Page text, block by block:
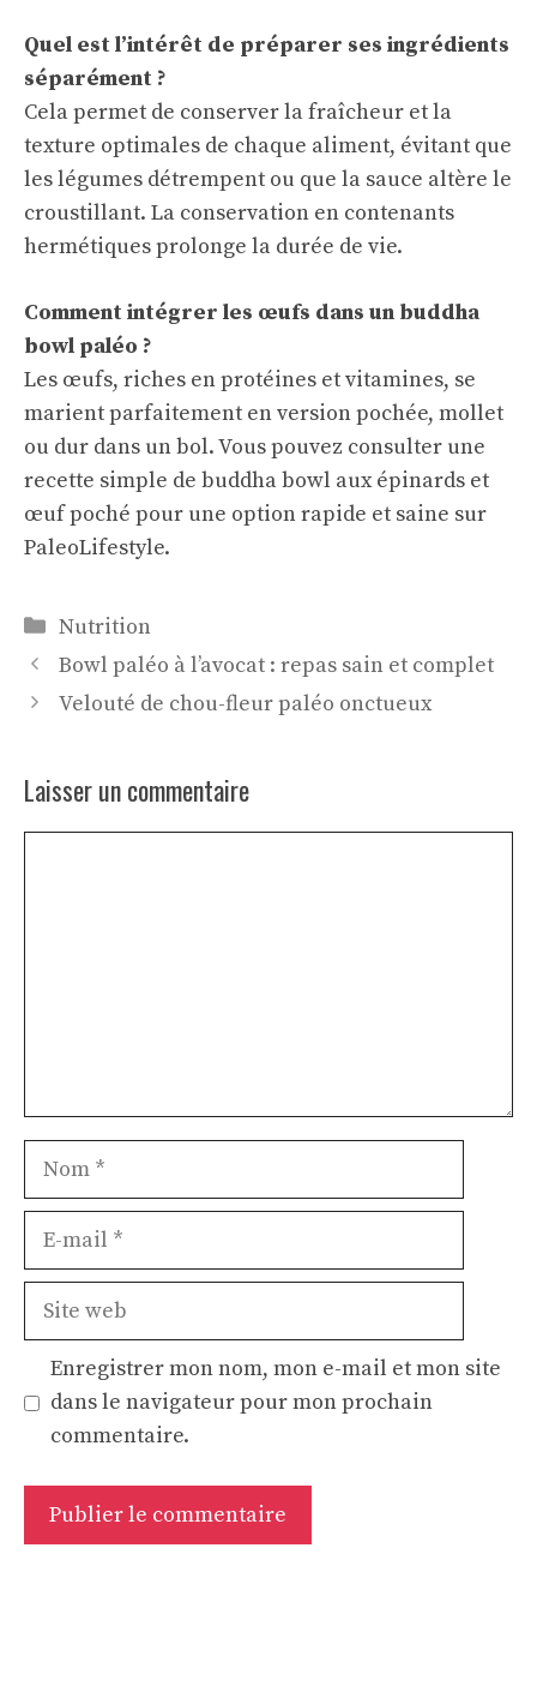
Quel est l’intérêt de préparer ses ingrédients
séparément ?
Cela permet de conserver la fraîcheur et la
texture optimales de chaque aliment, évitant que
les légumes détrempent ou que la sauce altère le
croustillant. La conservation en contenants
hermétiques prolonge la durée de vie.
Comment intégrer les œufs dans un buddha
bowl paléo ?
Les œufs, riches en protéines et vitamines, se
marient parfaitement en version pochée, mollet
ou dur dans un bol. Vous pouvez consulter une
recette simple de buddha bowl aux épinards et
œuf poché pour une option rapide et saine sur
PaleoLifestyle.
Catégories
Nutrition
Bowl paléo à l’avocat : repas sain et complet
Velouté de chou-fleur paléo onctueux
Laisser un commentaire
Nom
Site
Enregistrer mon nom, mon e-mail et mon site
dans le navigateur pour mon prochain
commentaire.